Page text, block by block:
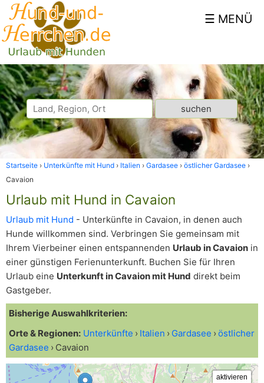
Startseite Unterkünfte mit Hund Italien Gardasee
östlicher Gardasee
Cavaion
Urlaub mit Hund in Cavaion
Urlaub mit Hund - Unterkünfte in Cavaion, in denen auch
Hunde willkommen sind. Verbringen Sie gemeinsam mit
Ihrem Vierbeiner einen entspannenden Urlaub in Cavaion in
einer günstigen Ferienunterkunft. Buchen Sie für Ihren
Urlaub eine Unterkunft in Cavaion mit Hund direkt beim
Gastgeber.
Bisherige Auswahlkriterien:
Orte & Regionen: Unterkünfte Italien Gardasee
östlicher
Gardasee
Cavaion